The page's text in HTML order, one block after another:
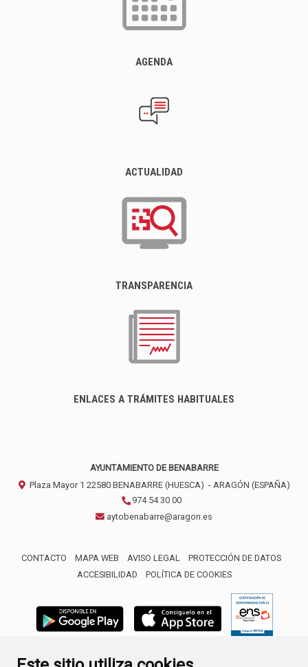
AGENDA
ACTUALIDAD
TRANSPARENCIA
ENLACES A TRÁMITES HABITUALES
AYUNTAMIENTO DE BENABARRE
Plaza Mayor 1 22580 BENABARRE (HUESCA) - ARAGÓN (ESPAÑA)
974 54 30 00
aytobenabarre@aragon.es
CONTACTO MAPA WEB AVISO LEGAL
PROTECCIÓN DE DATOS
ACCESIBILIDAD
POLÍTICA DE COOKIES